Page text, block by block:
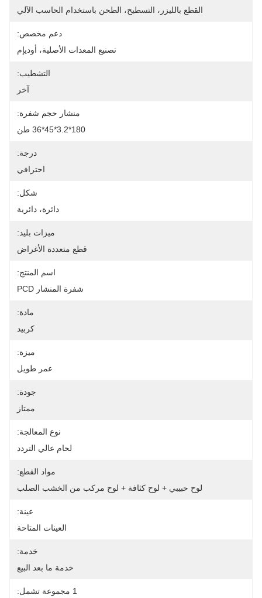
القطع بالليزر، التسطيح، الطحن باستخدام الحاسب الآلي
دعم مخصص:
تصنيع المعدات الأصلية، أوديإم
التشطيب:
آخر
منشار حجم شفرة:
180*3.2*45*36 طن
درجة:
احترافي
شكل:
دائرة، دائرية
ميزات بليد:
قطع متعددة الأغراض
اسم المنتج:
شفرة المنشار PCD
مادة:
كربيد
ميزة:
عمر طويل
جودة:
ممتاز
نوع المعالجة:
لحام عالي التردد
مواد القطع:
لوح حبيبي + لوح كثافة + لوح مركب من الخشب الصلب
عينة:
العينات المتاحة
خدمة:
خدمة ما بعد البيع
1 مجموعة تشمل: